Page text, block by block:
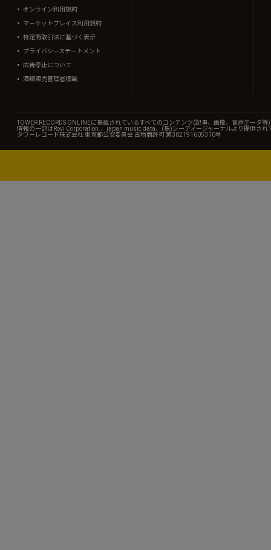
オンライン利用規約
マーケットプレイス利用規約
特定商取引法に基づく表示
プライバシーステートメント
広告停止について
酒類販売管理者標識
TOWER RECORDS ONLINEに掲載されているすべてのコンテンツ(記事、画像、音声データ
情報の一部はRovi Corporation.、japan music data、(株)シーディージャーナルより提供され
タワーレコード株式会社 東京都公安委員会 古物商許可 第302191605310号